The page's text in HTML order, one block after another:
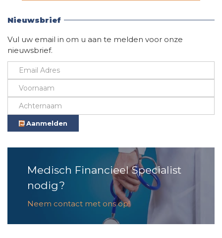
Nieuwsbrief
Vul uw email in om u aan te melden voor onze
nieuwsbrief.
Aanmelden
Medisch Financieel Specialist
nodig?
Neem contact met ons op!